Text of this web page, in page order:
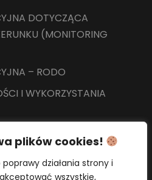
plików cookies!
działania strony i
wszystkie,
DOTYCZĄCA
(MONITORING
– RODO
I WYKORZYSTANIA